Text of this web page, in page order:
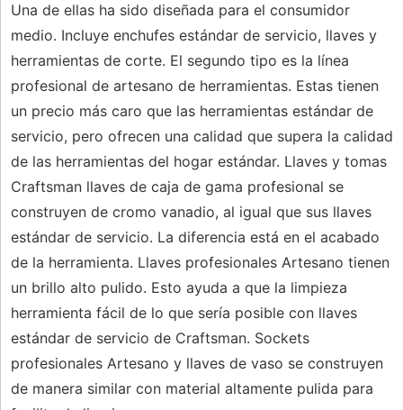
Una de ellas ha sido diseñada para el consumidor
medio. Incluye enchufes estándar de servicio, llaves y
herramientas de corte. El segundo tipo es la línea
profesional de artesano de herramientas. Estas tienen
un precio más caro que las herramientas estándar de
servicio, pero ofrecen una calidad que supera la calidad
de las herramientas del hogar estándar. Llaves y tomas
Craftsman llaves de caja de gama profesional se
construyen de cromo vanadio, al igual que sus llaves
estándar de servicio. La diferencia está en el acabado
de la herramienta. Llaves profesionales Artesano tienen
un brillo alto pulido. Esto ayuda a que la limpieza
herramienta fácil de lo que sería posible con llaves
estándar de servicio de Craftsman. Sockets
profesionales Artesano y llaves de vaso se construyen
de manera similar con material altamente pulida para